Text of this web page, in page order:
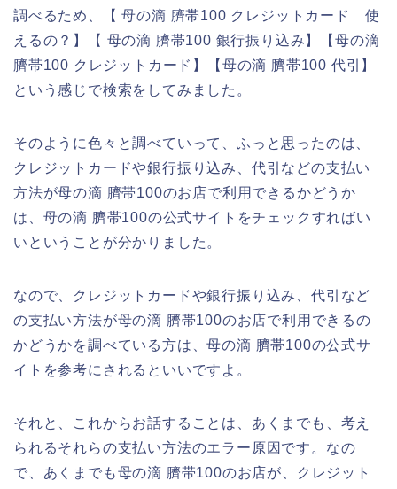
調べるため、【 母の滴 臍帯100 クレジットカード 使
えるの？】【 母の滴 臍帯100 銀行振り込み】【母の滴
臍帯100 クレジットカード】【母の滴 臍帯100 代引】
という感じで検索をしてみました。
そのように色々と調べていって、ふっと思ったのは、
クレジットカードや銀行振り込み、代引などの支払い
方法が母の滴 臍帯100のお店で利用できるかどうか
は、母の滴 臍帯100の公式サイトをチェックすればい
いということが分かりました。
なので、クレジットカードや銀行振り込み、代引など
の支払い方法が母の滴 臍帯100のお店で利用できるの
かどうかを調べている方は、母の滴 臍帯100の公式サ
イトを参考にされるといいですよ。
それと、これからお話することは、あくまでも、考え
られるそれらの支払い方法のエラー原因です。なの
で、あくまでも母の滴 臍帯100のお店が、クレジット